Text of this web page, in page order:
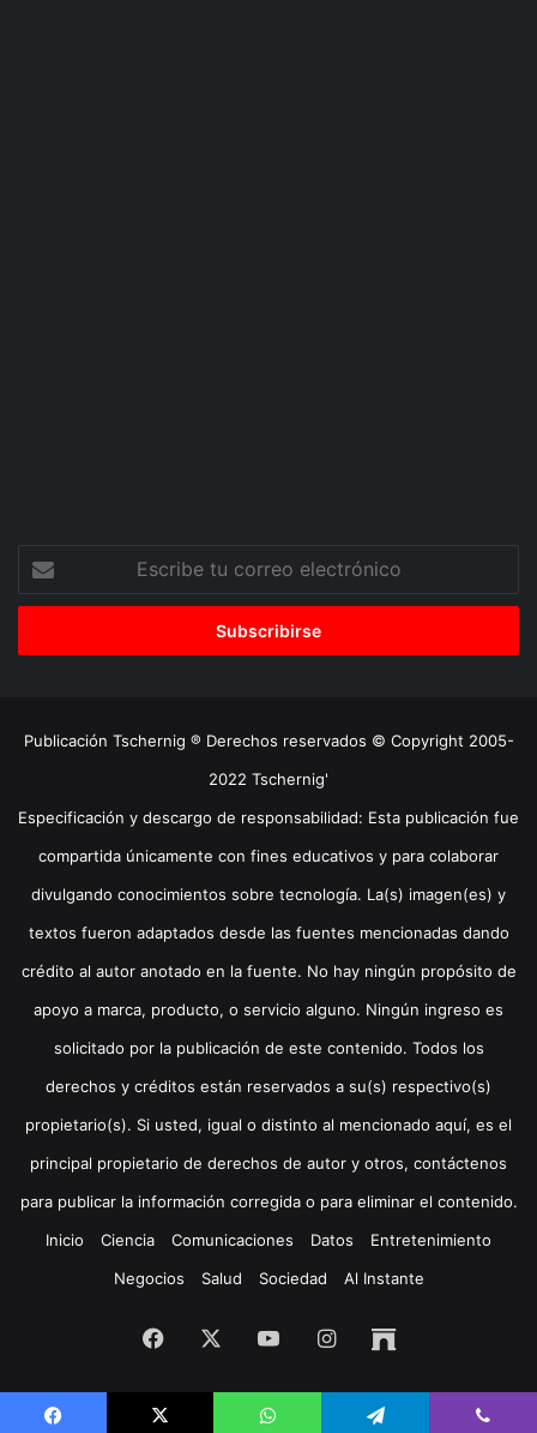
correo
Publicación Tschernig ® Derechos reservados © Copyright 2005-
2022 Tschernig'
Especificación y descargo de responsabilidad: Esta publicación fue
compartida únicamente con fines educativos y para colaborar
divulgando conocimientos sobre tecnología. La(s) imagen(es) y
textos fueron adaptados desde las fuentes mencionadas dando
crédito al autor anotado en la fuente. No hay ningún propósito de
apoyo a marca, producto, o servicio alguno. Ningún ingreso es
solicitado por la publicación de este contenido. Todos los
derechos y créditos están reservados a su(s) respectivo(s)
propietario(s). Si usted, igual o distinto al mencionado aquí, es el
principal propietario de derechos de autor y otros, contáctenos
para publicar la información corregida o para eliminar el contenido.
Inicio
Ciencia Comunicaciones Datos
Entretenimiento
Negocios
Salud Sociedad Al Instante
Facebook YouTubeInstagramArchive